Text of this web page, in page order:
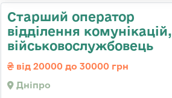
Старший оператор
відділення комунікацій,
військовослужбовець
від 20000 до 30000 грн
Дніпро